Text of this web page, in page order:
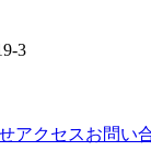
3
アクセスお問い